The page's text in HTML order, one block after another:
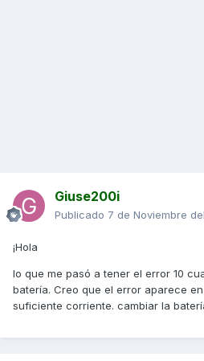
Giuse200i
Publicado 7 de Noviembre
¡Hola
lo que me pasó a tener el error 10
batería. Creo que el error aparece
suficiente corriente. cambiar la